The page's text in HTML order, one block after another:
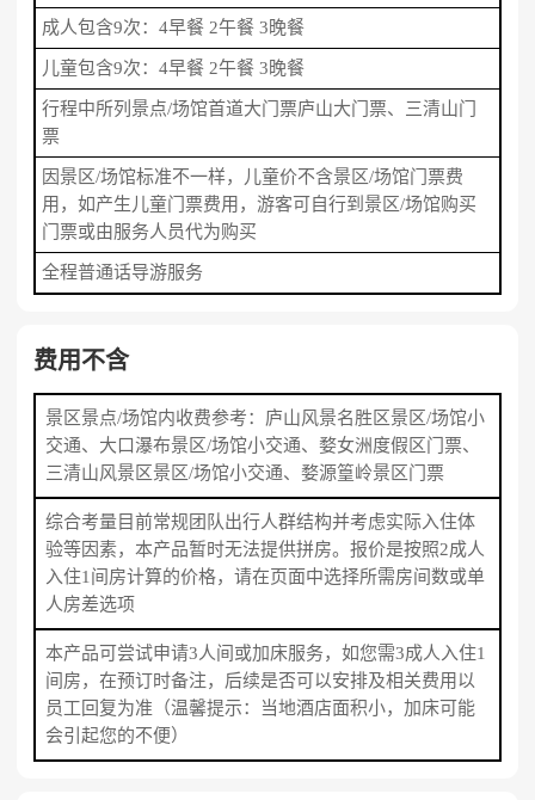
成人包含9次：4早餐 2午餐 3晚餐
儿童包含9次：4早餐 2午餐 3晚餐
行程中所列景点/场馆首道大门票庐山大门票、三清山门
票
因景区/场馆标准不一样，儿童价不含景区/场馆门票费
用，如产生儿童门票费用，游客可自行到景区/场馆购买
门票或由服务人员代为购买
全程普通话导游服务
费用不含
景区景点/场馆内收费参考：庐山风景名胜区景区/场馆小
交通、大口瀑布景区/场馆小交通、婺女洲度假区门票、
三清山风景区景区/场馆小交通、婺源篁岭景区门票
综合考量目前常规团队出行人群结构并考虑实际入住体
验等因素，本产品暂时无法提供拼房。报价是按照2成人
入住1间房计算的价格，请在页面中选择所需房间数或单
人房差选项
本产品可尝试申请3人间或加床服务，如您需3成人入住1
间房，在预订时备注，后续是否可以安排及相关费用以
员工回复为准（温馨提示：当地酒店面积小，加床可能
会引起您的不便）